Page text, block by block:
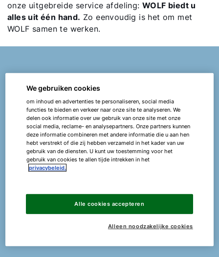
onze uitgebreide service afdeling: WOLF biedt u
alles uit één hand. Zo eenvoudig is het om met
WOLF samen te werken.
Roland Springer
Uw expert in de sector Onderwijsinstellingen
Heeft u vragen of behoefte aan persoonlijk advies
voor uw project? WOLF biedt u individuele
oplossingen die zijn afgestemd op uw behoeften.
We gebruiken cookies
om inhoud en advertenties te personaliseren, social media
functies te bieden en verkeer naar onze site te analyseren. We
delen ook informatie over uw gebruik van onze site met onze
social media, reclame- en analysepartners. Onze partners kunnen
deze informatie combineren met andere informatie die u aan hen
hebt verstrekt of die zij hebben verzameld in het kader van uw
gebruik van de diensten. U kunt uw toestemming voor het
gebruik van cookies te allen tijde intrekken in het
privacybeleid.
Alleen noodzakelijke cookies
Alle cookies accepteren